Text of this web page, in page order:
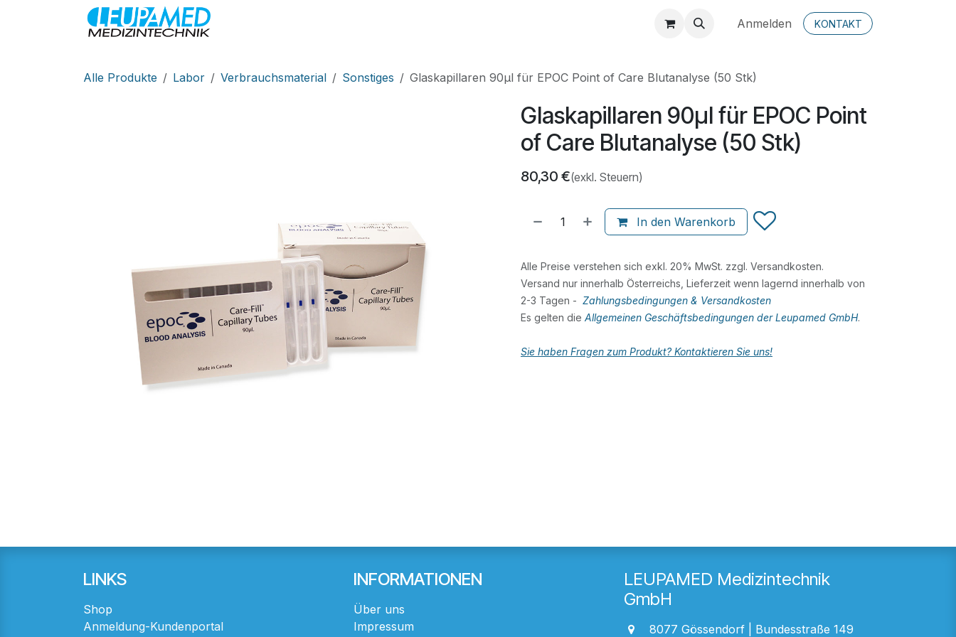
Zum Inhalt springen
Anmelden KONTAKT
Alle Produkte Labor Verbrauchsmaterial Sonstiges Glaskapillaren 90µl für EPOC Point of Care Blutanalyse (50 Stk)
Glaskapillaren 90µl für EPOC Point
of Care Blutanalyse (50 Stk)
80,30 €(exkl. Steuern)
In den Warenkorb
Alle Preise verstehen sich exkl. 20% MwSt. zzgl. Versandkosten.
Versand nur innerhalb Österreichs, Lieferzeit wenn lagernd innerhalb von
2-3 Tagen - Zahlungsbedingungen & Versandkosten
Es gelten die Allgemeinen Geschäftsbedingungen der Leupamed GmbH.
Sie haben Fragen zum Produkt? Kontaktieren Sie uns!
LINKS
Shop
Anmeldung-Kundenportal
INFORMATIONEN
Über uns
Impressum
LEUPAMED Medizintechnik
GmbH
8077 Gössendorf | Bundesstraße 149